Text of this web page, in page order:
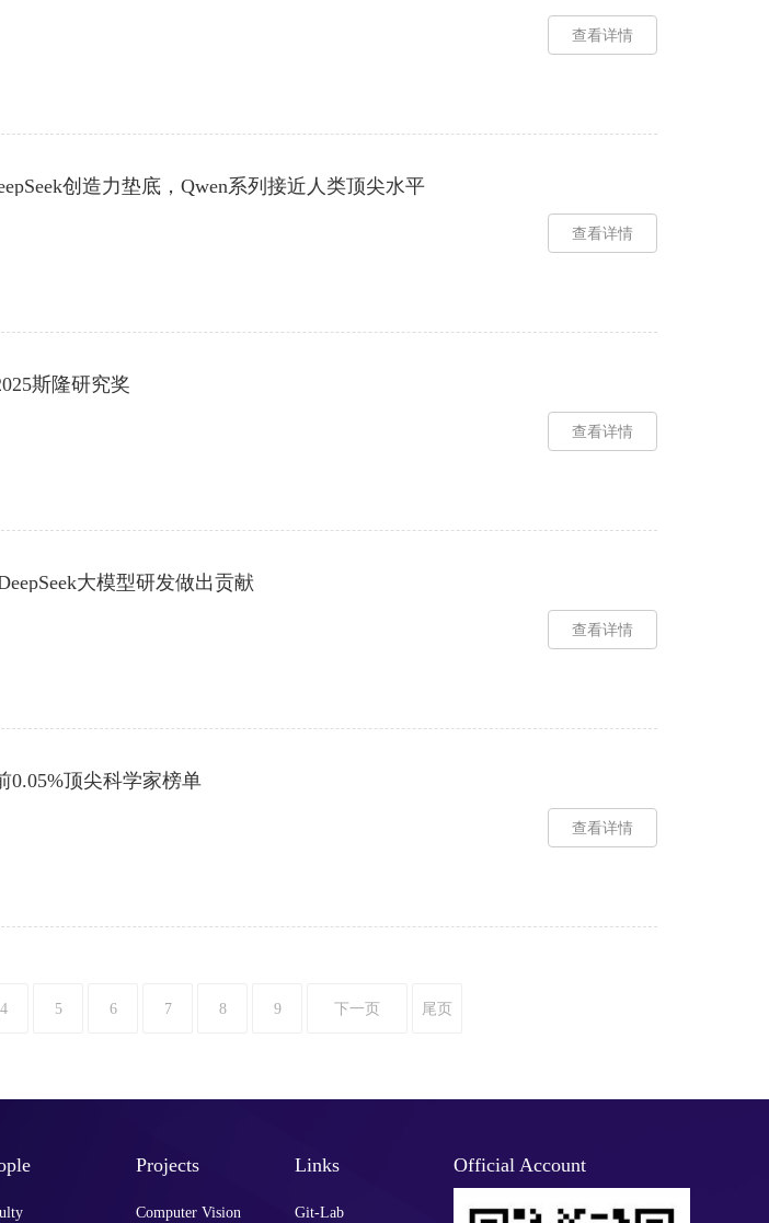
查看详情
创造力垫底，Qwen系列接近人类顶尖水平
查看详情
斯隆研究奖
查看详情
大模型研发做出贡献
查看详情
0.05%顶尖科学家榜单
查看详情
4 5 6 7 8 9 下一页 尾页
Official Account
Projects
Computer Vision
Links
Git-Lab